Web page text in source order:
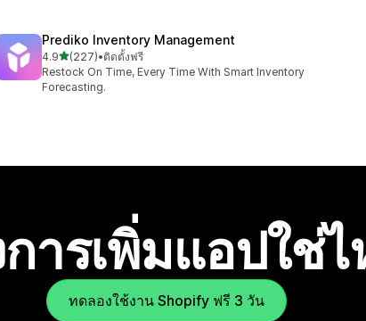
Prediko Inventory Management
4.9เต็ม 5 ดาว
(227)
ทั้งหมด 227 รีวิว
•ติดตั้งฟรี
Restock On Time, Every Time With Smart Inventory
Forecasting.
ารเพิ่มแอปใช่
ทดลองใช้งาน Shopify ฟรี 3 วัน